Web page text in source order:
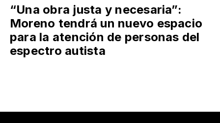
“Una obra justa y necesaria”:
Moreno tendrá un nuevo espacio
para la atención de personas del
espectro autista